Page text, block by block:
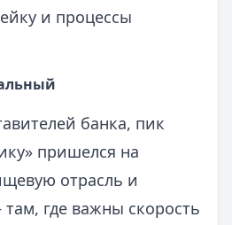
и процессы
банка, пик
пришелся на
отрасль и
где важны скорость